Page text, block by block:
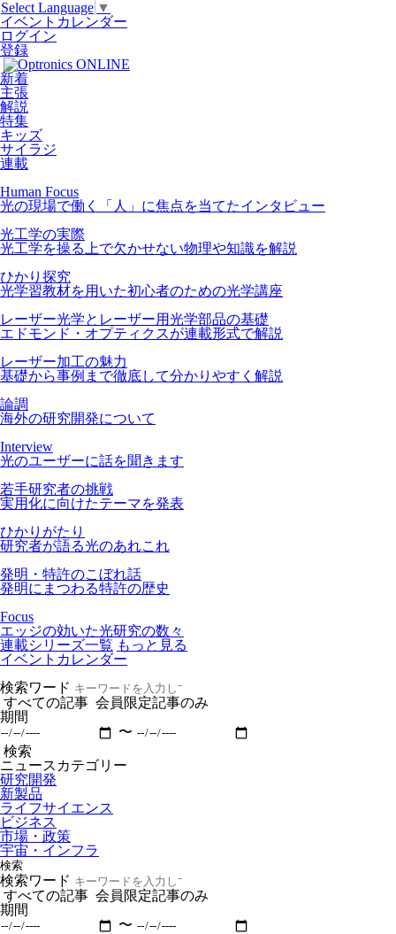
Select Language ▼
イベントカレンダー
ログイン
登録
新着
主張
解説
特集
キッズ
サイラジ
連載
Human Focus
光の現場で働く「人」に焦点を当てたインタビュー
光工学の実際
光工学を操る上で欠かせない物理や知識を解説
ひかり探究
光学習教材を用いた初心者のための光学講座
レーザー光学とレーザー用光学部品の基礎
エドモンド・オプティクスが連載形式で解説
レーザー加工の魅力
基礎から事例まで徹底して分かりやすく解説
論調
海外の研究開発について
Interview
光のユーザーに話を聞きます
若手研究者の挑戦
実用化に向けたテーマを発表
ひかりがたり
研究者が語る光のあれこれ
発明・特許のこぼれ話
発明にまつわる特許の歴史
Focus
エッジの効いた光研究の数々
連載シリーズ一覧 もっと見る
イベントカレンダー
検索ワード
すべての記事 会員限定記事のみ
期間
〜
検索
ニュースカテゴリー
研究開発
新製品
ライフサイエンス
ビジネス
市場・政策
宇宙・インフラ
検索
検索ワード
すべての記事 会員限定記事のみ
期間
〜